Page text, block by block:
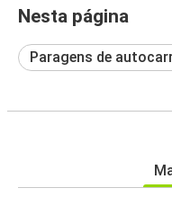
Nesta página
Paragens de